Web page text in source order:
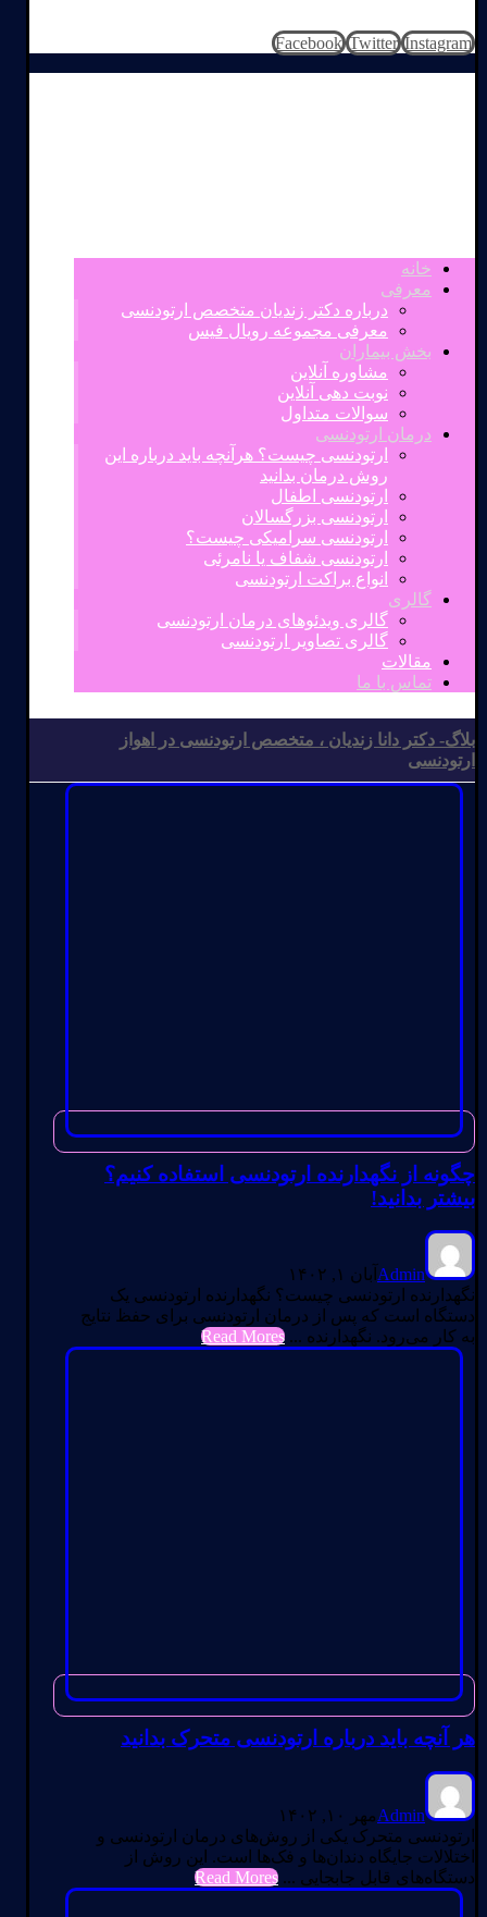
Facebook Twitter Instagram
خانه
معرفی
درباره دکتر زندیان متخصص ارتودنسی
معرفی مجموعه رویال فیس
بخش بیماران
مشاوره آنلاین
نوبت دهی آنلاین
سوالات متداول
درمان ارتودنسی
ارتودنسی چیست؟ هرآنچه باید درباره این
روش درمان بدانید
ارتودنسی اطفال
ارتودنسی بزرگسالان
ارتودنسی سرامیکی چیست؟
ارتودنسی شفاف یا نامرئی
انواع براکت ارتودنسی
گالری
گالری ویدئوهای درمان ارتودنسی
گالری تصاویر ارتودنسی
مقالات
تماس با ما
بلاگ- دکتر دانا زندیان ، متخصص ارتودنسی در اهواز
ارتودنسی
چگونه از نگهدارنده ارتودنسی استفاده کنیم؟
بیشتر بدانید!
Admin آبان ۱, ۱۴۰۲
نگهدارنده ارتودنسی چیست؟ نگهدارنده ارتودنسی یک
دستگاه است که پس از درمان ارتودنسی برای حفظ نتایج
به کار می‌رود. نگهدارنده ... Read Mores
هر آنچه باید درباره ارتودنسی متحرک بدانید
Adminمهر ۱۰, ۱۴۰۲
ارتودنسی متحرک یکی از روش‌های درمان ارتودنسی و
اختلالات جایگاه دندان‌ها و فک‌ها است. این روش از
دستگاه‌های قابل جابجایی ... Read Mores